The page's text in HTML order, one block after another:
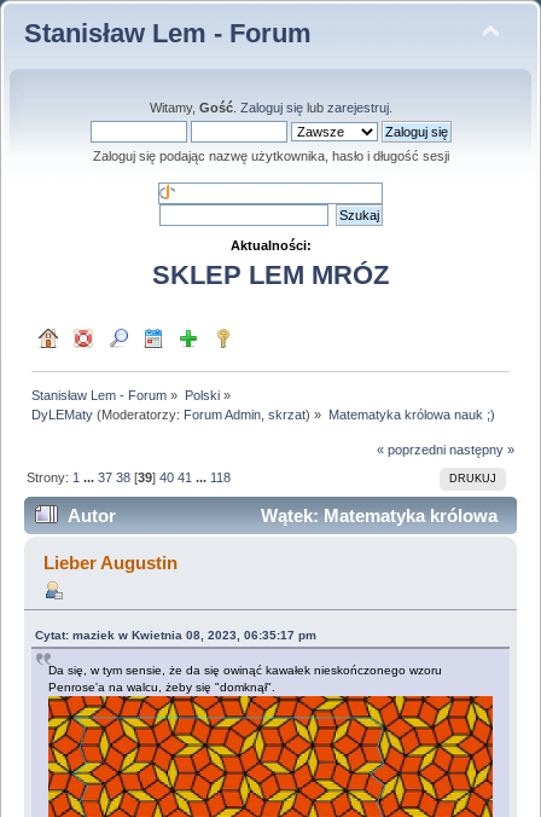
Stanisław Lem - Forum
Witamy, Gość. Zaloguj sięlub zarejestruj.
Zaloguj się podając nazwę użytkownika, hasło i długość sesji
Aktualności:
SKLEP LEM MRÓZ
Stanisław Lem - Forum » Polski»
DyLEMaty (Moderatorzy: Forum Admin ,skrzat) » Matematyka królowa nauk ;)
« poprzedni następny »
DRUKUJ
Strony: 1 ...37 38 [39]40 41 ... 118
Autor
Wątek: Matematyka królowa
nauk ;) (Przeczytany 1968954 razy)
Lieber Augustin
Cytat: maziek w Kwietnia 08, 2023, 06:35:17 pm
Da się, w tym sensie, że da się owinąć kawałek nieskończonego wzoru
Penrose'a na walcu, żeby się "domknął".